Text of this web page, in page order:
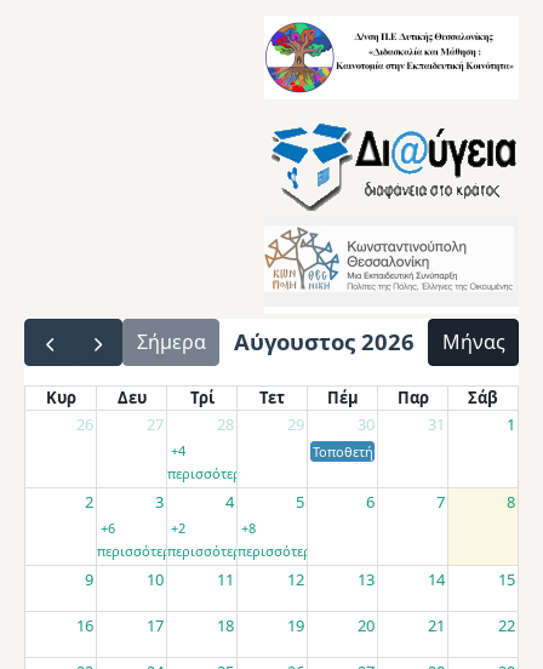
Σήμερα Αύγουστος 2026 Μήνας
Κυρ Δευ Τρί Τετ Πέμ Παρ
Σάβ
26
27 28 29 30 31 1
+4
περισσότερα
Τοποθετήσεις αποσπασμένων
2 3 4 5 6 7 8
+6
περισσότερα
+2
περισσότερα
+8
περισσότερα
9 10 11 12 13 14 15
16 17 18 19 20 21 22